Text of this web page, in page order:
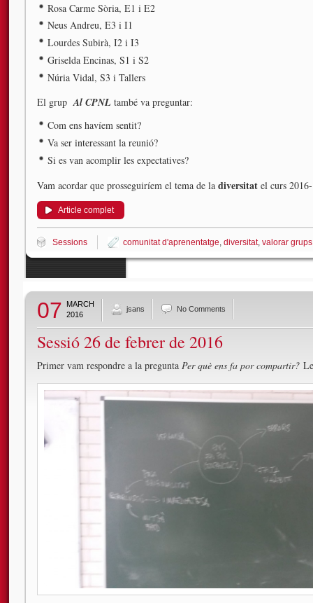
Rosa Carme Sòria, E1 i E2
Neus Andreu, E3 i I1
Lourdes Subirà, I2 i I3
Griselda Encinas, S1 i S2
Núria Vidal, S3 i Tallers
El grupAl CPNL també va preguntar:
Com ens havíem sentit?
Va ser interessant la reunió?
Si es van acomplir les expectatives?
Vam acordar que prosseguiríem el tema de la diversitat el curs
Article complet
Sessions comunitat d'aprenentatge diversitat, valorar
07
MARCH
2016
jsans No Comments
Sessió 26 de febrer de 2016
Primer vam respondre a la pregunta Per què ens fa por compartir?